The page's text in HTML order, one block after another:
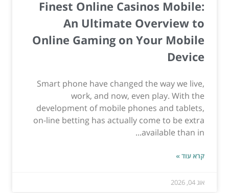
Finest Online Casinos Mobile:
An Ultimate Overview to
Online Gaming on Your Mobile
Device
Smart phone have changed the way we live,
work, and now, even play. With the
development of mobile phones and tablets,
on-line betting has actually come to be extra
available than in...
קרא עוד »
אוג 04, 2026